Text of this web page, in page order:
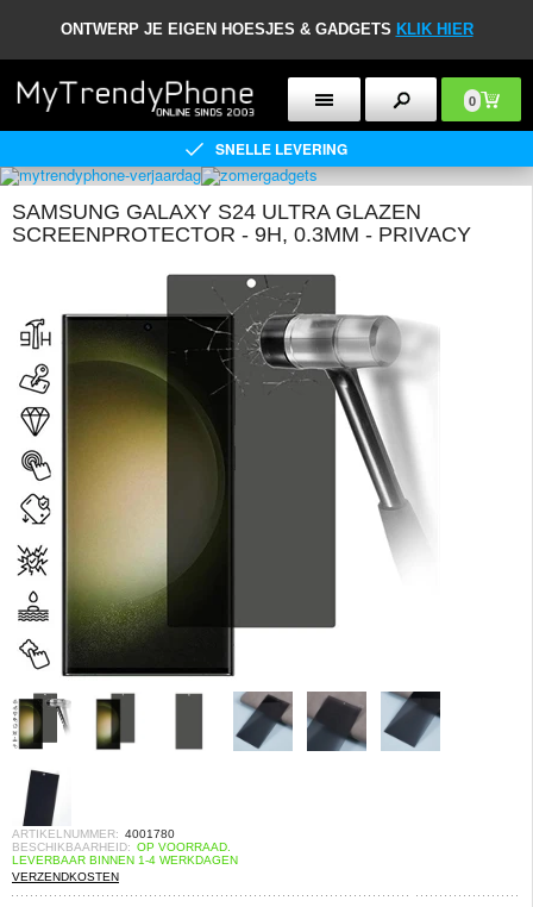
ONTWERP JE EIGEN HOESJES & GADGETS KLIK HIER
0
SNELLE LEVERING
SAMSUNG GALAXY S24 ULTRA GLAZEN
SCREENPROTECTOR - 9H, 0.3MM - PRIVACY
ARTIKELNUMMER: 4001780
BESCHIKBAARHEID: OP VOORRAAD.
LEVERBAAR BINNEN 1-4 WERKDAGEN
VERZENDKOSTEN